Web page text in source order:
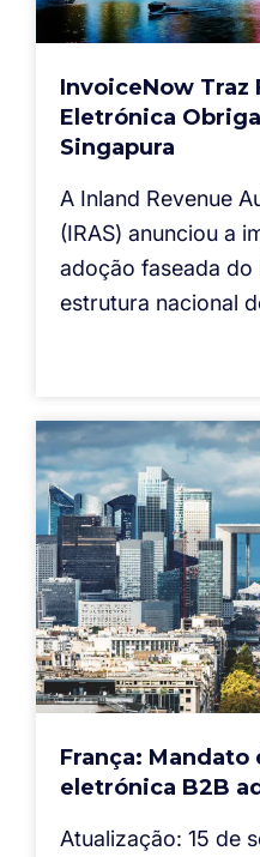
InvoiceNow Traz
Eletrónica
Singapura
A Inland Revenue
(IRAS) anunciou a
adoção faseada do
estrutura nacional
França:
eletrónica B2B
Atualização: 15 de